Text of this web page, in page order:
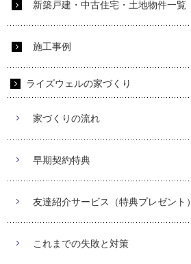
新築戸建・中古住宅・土地物件一覧
施工事例
ライズウェルの家づくり
家づくりの流れ
早期契約特典
友達紹介サービス（特典プレゼント）
これまでの失敗と対策